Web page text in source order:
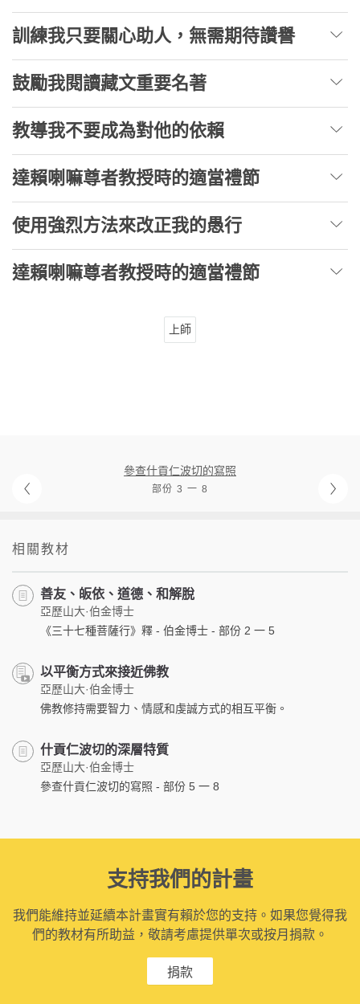
訓練我只要關心助人，無需期待讚譽
鼓勵我閱讀藏文重要名著
教導我不要成為對他的依賴
達賴喇嘛尊者教授時的適當禮節
使用強烈方法來改正我的愚行
達賴喇嘛尊者教授時的適當禮節
上師
參查什貢仁波切的寫照
部份 3 一 8
相關教材
善友、皈依、道德、和解脫
亞歷山大·伯金博士
《三十七種菩薩行》釋 - 伯金博士 - 部份 2 一 5
以平衡方式來接近佛教
亞歷山大·伯金博士
佛教修持需要智力、情感和虔誠方式的相互平衡。
什貢仁波切的深層特質
亞歷山大·伯金博士
參查什貢仁波切的寫照 - 部份 5 一 8
支持我們的計畫
我們能維持並延續本計畫實有賴於您的支持。如果您覺得我
們的教材有所助益，敬請考慮提供單次或按月捐款。
捐款